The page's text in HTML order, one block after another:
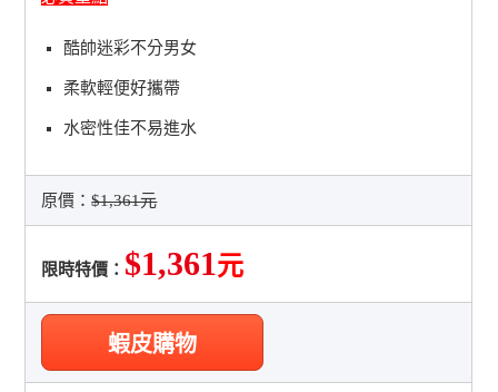
酷帥迷彩不分男女
柔軟輕便好攜帶
水密性佳不易進水
原價：$1,361元
限時特價： $1,361元
蝦皮購物